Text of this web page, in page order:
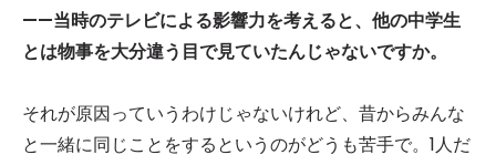
——当時のテレビによる影響力を考えると、他の中学生
とは物事を大分違う目で見ていたんじゃないですか。
それが原因っていうわけじゃないけれど、昔からみんな
と一緒に同じことをするというのがどうも苦手で。1人だ